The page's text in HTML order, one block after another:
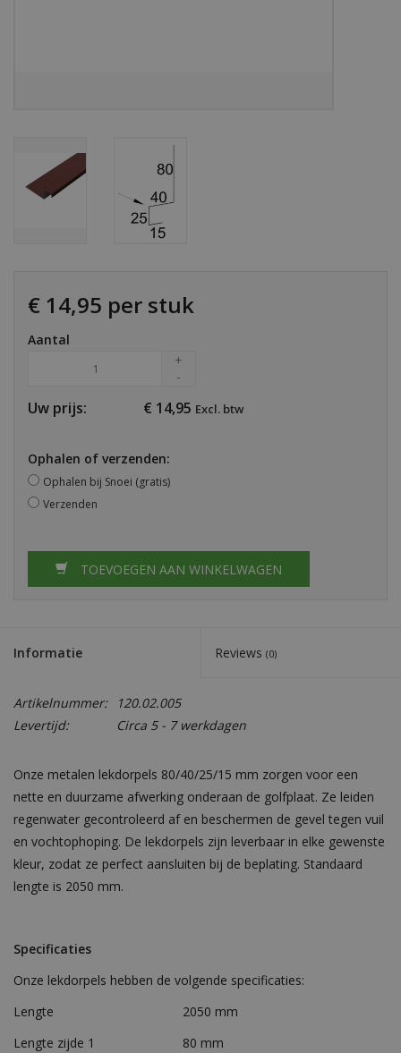
€ 14,95 per stuk
Aantal
+
-
Uw prijs: € 14,95 Excl. btw
Ophalen of verzenden:
Ophalen bij Snoei (gratis)
Verzenden
TOEVOEGEN AAN WINKELWAGEN
Informatie Reviews (0)
Artikelnummer:
120.02.005
Levertijd:
Circa 5 - 7 werkdagen
Onze metalen lekdorpels 80/40/25/15 mm zorgen voor een
nette en duurzame afwerking onderaan de golfplaat. Ze leiden
regenwater gecontroleerd af en beschermen de gevel tegen vuil
en vochtophoping. De lekdorpels zijn leverbaar in elke gewenste
kleur, zodat ze perfect aansluiten bij de beplating. Standaard
lengte is 2050 mm.
Specificaties
Onze lekdorpels hebben de volgende specificaties:
Lengte
2050 mm
Lengte zijde 1
80 mm